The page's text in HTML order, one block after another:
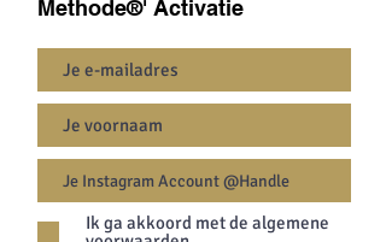
Methode®' Activatie
Ik ga akkoord met de algemene